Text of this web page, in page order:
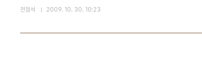
전점석 2009. 10. 30. 10:23